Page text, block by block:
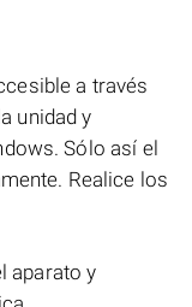
a través
unidad y
Sólo así el
Realice los
aparato y